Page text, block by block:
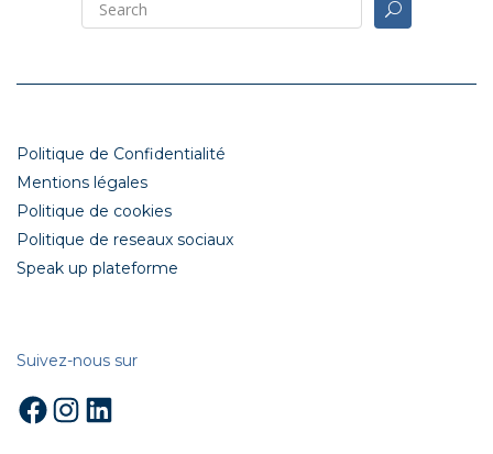
Politique de Confidentialité
Mentions légales
Politique de cookies
Politique de reseaux sociaux
Speak up plateforme
Suivez-nous sur
Facebook
Instagram
LinkedIn